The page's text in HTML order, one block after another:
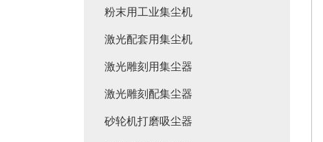
粉末用工业集尘机
激光配套用集尘机
激光雕刻用集尘器
激光雕刻配集尘器
砂轮机打磨吸尘器